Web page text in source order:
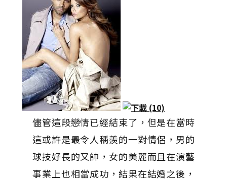
儘管這段戀情已經結束了，但是在當時
這或許是最令人稱羨的一對情侶，男的
球技好長的又帥，女的美麗而且在演藝
事業上也相當成功，結果在結婚之後，